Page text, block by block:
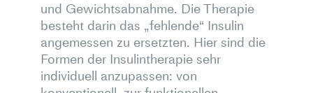
und Gewichtsabnahme. Die Therapie
besteht darin das „fehlende“ Insulin
angemessen zu ersetzten. Hier sind die
Formen der Insulintherapie sehr
individuell anzupassen: von